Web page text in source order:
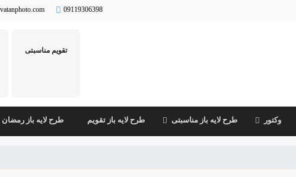
09119306398
تقویم مناسبتی
وکتور طرح لایه باز مناسبتی طرح لایه باز تقویم طرح لایه باز رمضان